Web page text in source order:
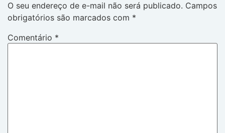
O seu endereço de e-mail não será publicado. Campos
obrigatórios são marcados com *
Comentário *